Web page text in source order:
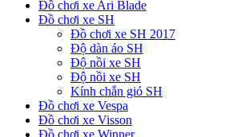
Đồ chơi xe Ari Blade
Đồ chơi xe SH
Đồ chơi xe SH 2017
Độ dàn áo SH
Độ nồi xe SH
Độ nồi xe SH
Kính chắn gió SH
Đồ chơi xe Vespa
Đồ chơi xe Visson
Đồ chơi xe Winner